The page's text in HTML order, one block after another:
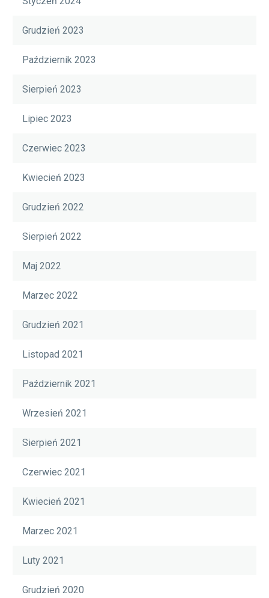
Grudzień 2023
Październik 2023
Sierpień 2023
Lipiec 2023
Czerwiec 2023
Kwiecień 2023
Grudzień 2022
Sierpień 2022
Maj 2022
Marzec 2022
Grudzień 2021
Listopad 2021
Październik 2021
Wrzesień 2021
Sierpień 2021
Czerwiec 2021
Kwiecień 2021
Marzec 2021
Luty 2021
Grudzień 2020